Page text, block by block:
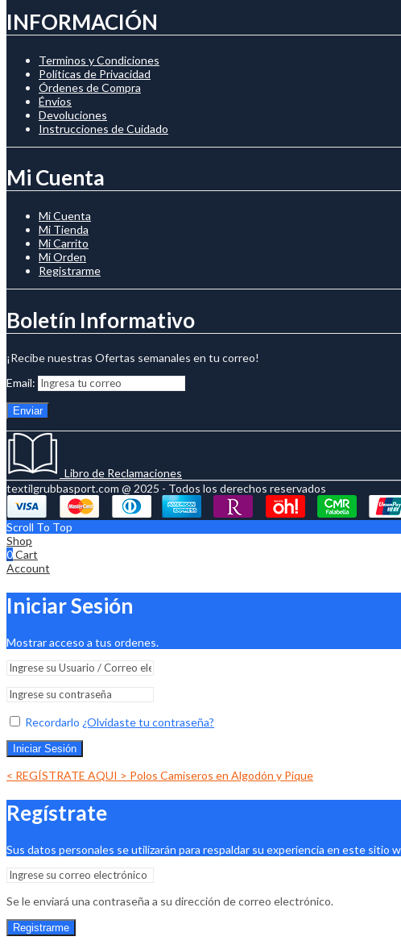
INFORMACIÓN
Terminos y Condiciones
Políticas de Privacidad
Órdenes de Compra
Énvíos
Devoluciones
Instrucciones de Cuidado
Mi Cuenta
Mi Cuenta
Mi Tienda
Mi Carrito
Mi Orden
Registrarme
Boletín Informativo
¡Recibe nuestras Ofertas semanales en tu correo!
Email:
Libro de Reclamaciones
textilgrubbasport.com @ 2025 - Todos los derechos reservados
Scroll To Top
Shop
0Cart
Account
Iniciar Sesión
Mostrar acceso a tus ordenes.
Recordarlo ¿Olvidaste tu contraseña?
Iniciar Sesión
< REGÍSTRATE AQUI > Polos Camiseros en Algodón y Pique
Regístrate
Sus datos personales se utilizarán para respaldar su experiencia en este
Se le enviará una contraseña a su dirección de correo electrónico.
Registrarme